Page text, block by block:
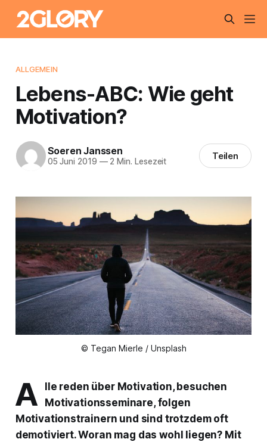
ALLGEMEIN
Lebens-ABC: Wie geht
Motivation?
Soeren Janssen
05 Juni 2019 —2 Min. Lesezeit Teilen
© Tegan Mierle / Unsplash
A
lle reden über Motivation, besuchen
Motivationsseminare, folgen
Motivationstrainern und sind trotzdem oft
demotiviert. Woran mag das wohl liegen? Mit